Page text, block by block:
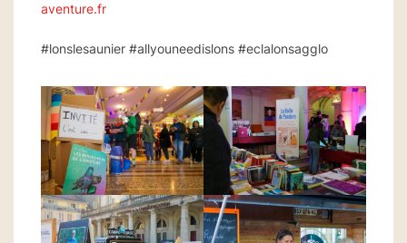
aventure.fr
#lonslesaunier #allyouneedislons #eclalonsagglo